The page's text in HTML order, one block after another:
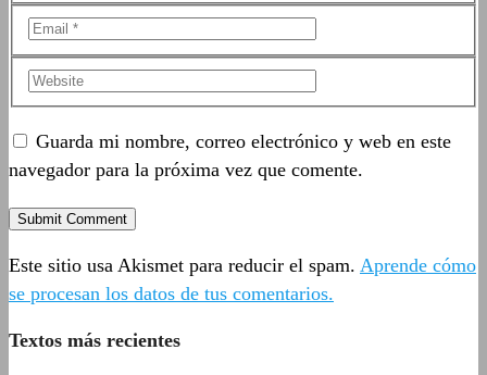
Guarda mi nombre, correo electrónico y web en este
navegador para la próxima vez que comente.
Este sitio usa Akismet para reducir el spam. Aprende cómo
se procesan los datos de tus comentarios.
Textos más recientes